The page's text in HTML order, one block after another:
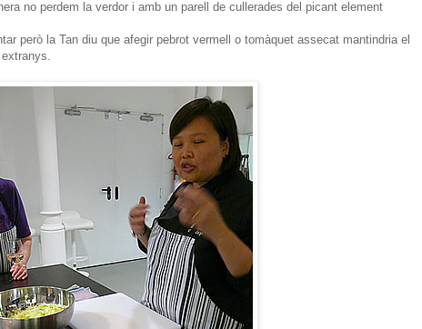
no perdem la verdor i amb un parell de cullerades del picant element
però la Tan diu que afegir pebrot vermell o tomàquet assecat mantindria el